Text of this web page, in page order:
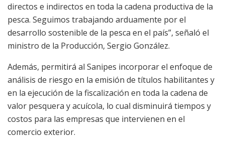
directos e indirectos en toda la cadena productiva de la
pesca. Seguimos trabajando arduamente por el
desarrollo sostenible de la pesca en el país”, señaló el
ministro de la Producción, Sergio González.
Además, permitirá al Sanipes incorporar el enfoque de
análisis de riesgo en la emisión de títulos habilitantes y
en la ejecución de la fiscalización en toda la cadena de
valor pesquera y acuícola, lo cual disminuirá tiempos y
costos para las empresas que intervienen en el
comercio exterior.